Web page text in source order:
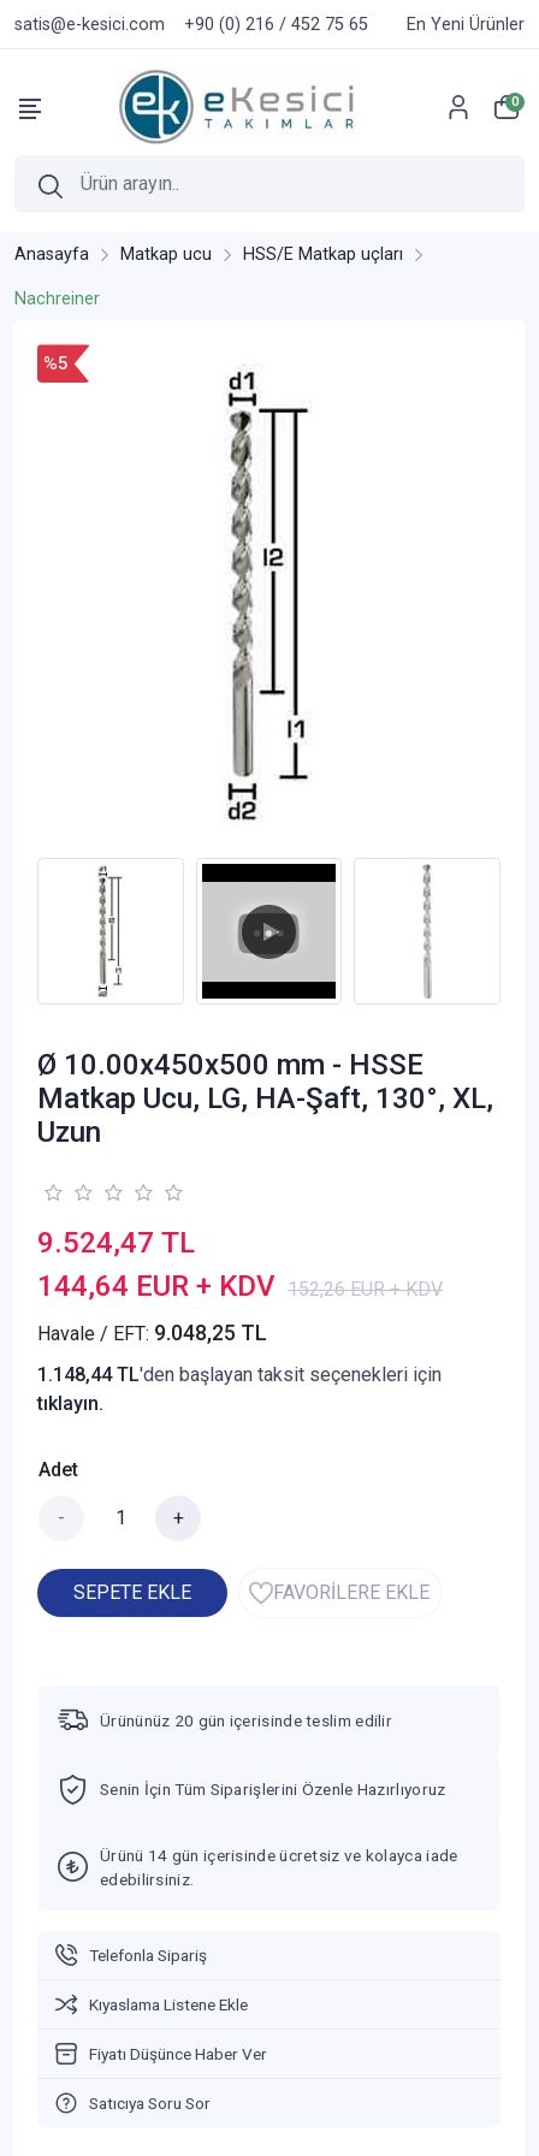
satis@e-kesici.com +90 (0) 216 / 452 75 65 En Yeni Ürünler
0
Anasayfa Matkap ucu HSS/E Matkap uçları
Nachreiner
%5
Ø 10.00x450x500 mm - HSSE
Matkap Ucu, LG, HA-Şaft, 130°, XL,
Uzun
9.524,47 TL
144,64 EUR + KDV 152,26 EUR + KDV
Havale / EFT: 9.048,25 TL
1.148,44 TL'den başlayan taksit seçenekleri için
tıklayın.
Adet
- +
SEPETE EKLE FAVORİLERE EKLE
Ürününüz 20 gün içerisinde teslim edilir
Senin İçin Tüm Siparişlerini Özenle Hazırlıyoruz
Ürünü 14 gün içerisinde ücretsiz ve kolayca iade
edebilirsiniz.
Telefonla Sipariş
Kıyaslama Listene Ekle
Fiyatı Düşünce Haber Ver
Satıcıya Soru Sor